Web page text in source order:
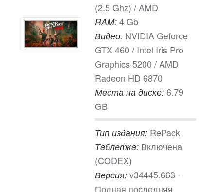
(2.5 Ghz) / AMD
RAM: 4 Gb
Видео: NVIDIA Geforce
GTX 460 / Intel Iris Pro
Graphics 5200 / AMD
Radeon HD 6870
Места на диске: 6.79
GB
Тип издания: RePack
Таблетка: Включена
(CODEX)
Версия: v34445.663 -
Полная последняя